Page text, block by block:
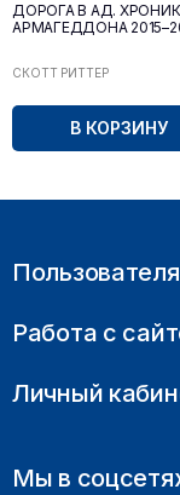
ДОРОГА В АД.
АРМАГЕДДОНА
СКОТТ РИТТЕР
В КОРЗИНУ
Работа с
Личный
Мы в